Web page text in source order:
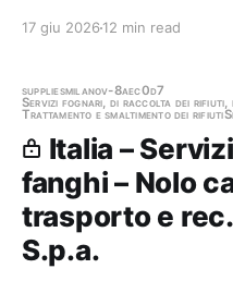
Stazione appaltante:
17 giu 2026 12 min read
suppliesmilanov-8aec0d7
Servizi fognari, di raccolta dei rifiuti,
Trattamento e smaltimento dei rifiuti
Italia –
fanghi – Nolo
trasporto e
S.p.a.